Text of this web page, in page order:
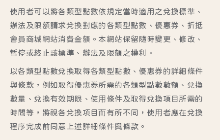
使用者可以將各類型點數依規定當時適用之兌換標準、
辦法及限額請求兌換對應的各類型點數、優惠券、折抵
會員商城網站消費金額。本網站保留隨時變更、修改、
暫停或終止該標準、辦法及限額之權利。
以各類型點數兌換取得各類型點數、優惠券的詳細條件
與條款，例如取得優惠券所需的各類型點數數額、兌換
數量、兌換有效期限、使⽤條件及取得兌換項目所需的
時間等，將視各兌換項目⽽有所不同，使⽤者應在兌換
程序完成前同意上述詳細條件與條款。